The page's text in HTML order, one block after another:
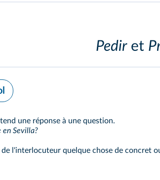
Pediret
une réponse à une question.
en Sevilla?
l'interlocuteur quelque chose de concret